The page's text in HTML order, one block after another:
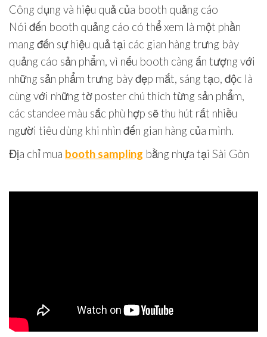
Công dụng và hiệu quả của booth quảng cáo
Nói đến booth quảng cáo có thể xem là một phần
mang đến sự hiệu quả tại các gian hàng trưng bày
quảng cáo sản phẩm, vì nếu booth càng ấn tượng với
những sản phẩm trưng bày đẹp mắt, sáng tạo, độc là
cùng với những tờ poster chú thích từng sản phẩm,
các standee màu sắc phù hợp sẽ thu hút rất nhiều
người tiêu dùng khi nhìn đến gian hàng của mình.
Địa chỉ mua booth sampling bằng nhựa tại Sài Gòn